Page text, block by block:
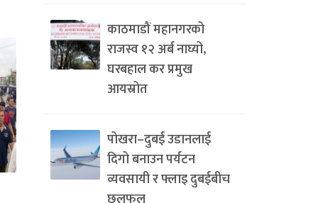
काठमाडौं महानगरको
राजस्व १२ अर्ब नाघ्यो,
घरबहाल कर प्रमुख
आयस्रोत
पोखरा–दुबई उडानलाई
दिगो बनाउन पर्यटन
व्यवसायी र फ्लाइ दुबईबीच